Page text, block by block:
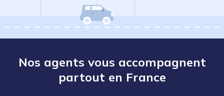
Nos agents vous accompagnent
partout en France